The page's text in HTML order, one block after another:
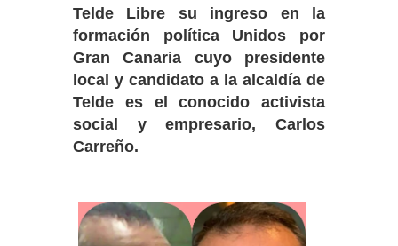
Telde Libre su ingreso en la
formación política Unidos por
Gran Canaria cuyo presidente
local y candidato a la alcaldía de
Telde es el conocido activista
social y empresario, Carlos
Carreño.